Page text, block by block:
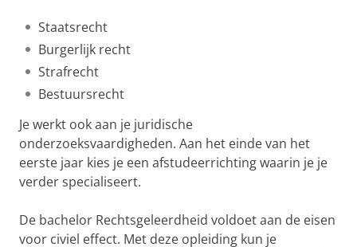
Staatsrecht
Burgerlijk recht
Strafrecht
Bestuursrecht
Je werkt ook aan je juridische
onderzoeksvaardigheden. Aan het einde van het
eerste jaar kies je een afstudeerrichting waarin je je
verder specialiseert.
De bachelor Rechtsgeleerdheid voldoet aan de eisen
voor civiel effect. Met deze opleiding kun je